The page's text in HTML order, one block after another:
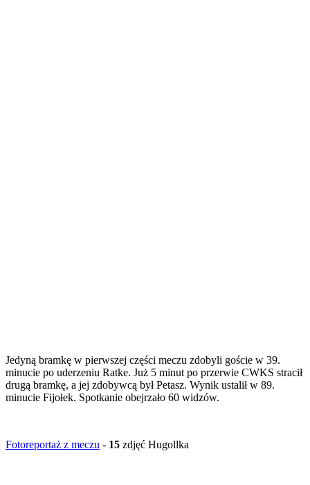
Jedyną bramkę w pierwszej części meczu zdobyli goście w 39.
minucie po uderzeniu Ratke. Już 5 minut po przerwie CWKS stracił
drugą bramkę, a jej zdobywcą był Petasz. Wynik ustalił w 89.
minucie Fijołek. Spotkanie obejrzało 60 widzów.
Fotoreportaż z meczu - 15 zdjęć Hugollka